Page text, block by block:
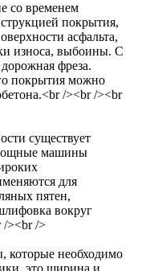
со временем
покрытия,
асфальта,
износа, выбоины. С
фреза.
покрытия можно
/><br /><br
существует
мощные машины
для
пятен,
вокруг
/><br />
которые необходимо
это ширина и